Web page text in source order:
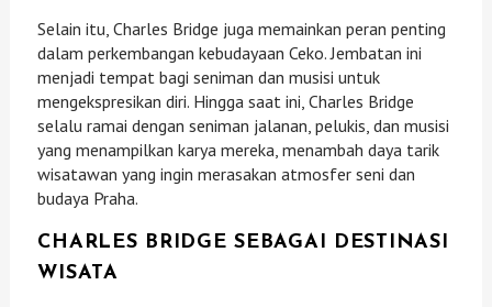
Selain itu, Charles Bridge juga memainkan peran penting
dalam perkembangan kebudayaan Ceko. Jembatan ini
menjadi tempat bagi seniman dan musisi untuk
mengekspresikan diri. Hingga saat ini, Charles Bridge
selalu ramai dengan seniman jalanan, pelukis, dan musisi
yang menampilkan karya mereka, menambah daya tarik
wisatawan yang ingin merasakan atmosfer seni dan
budaya Praha.
CHARLES BRIDGE SEBAGAI DESTINASI
WISATA